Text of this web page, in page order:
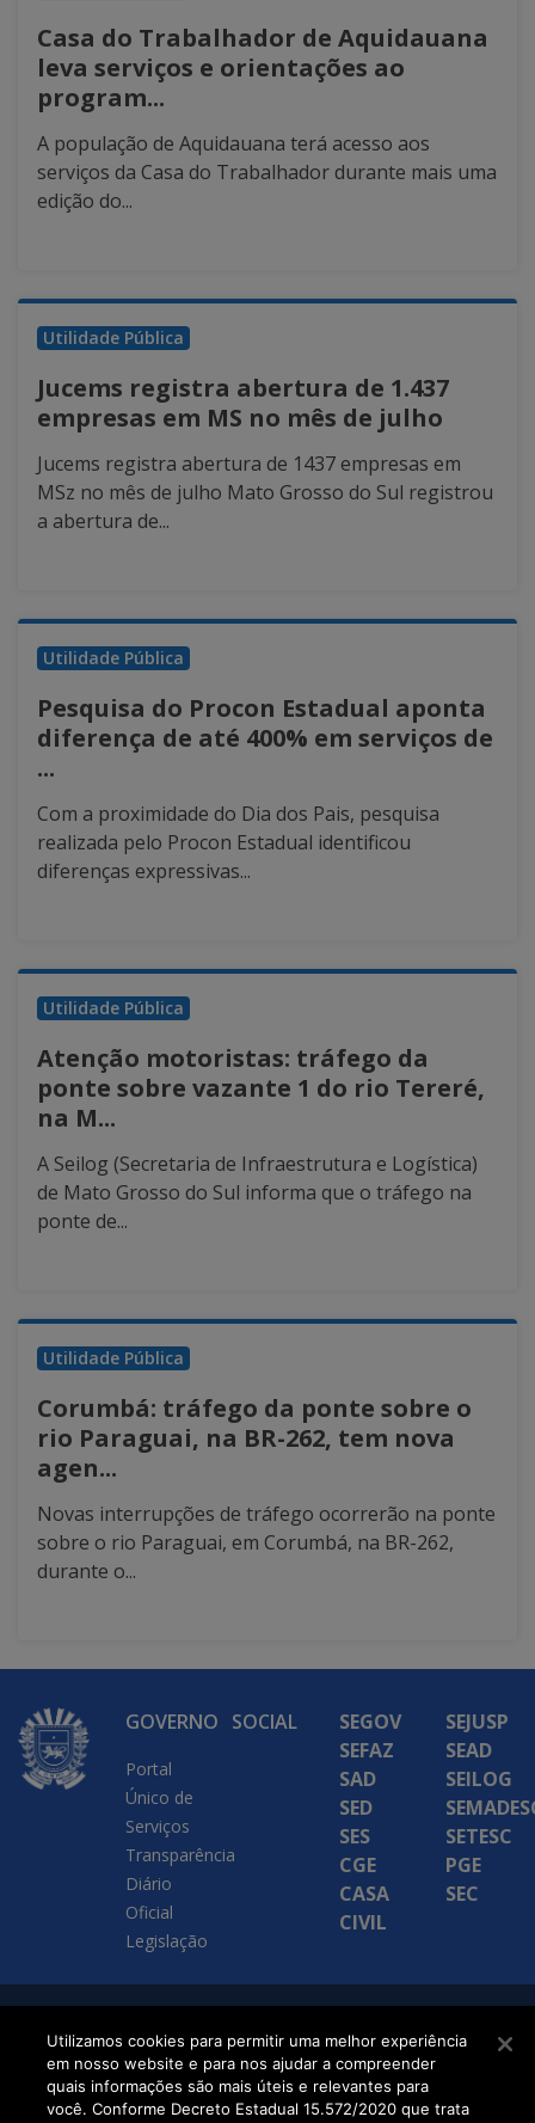
Casa do Trabalhador de Aquidauana
leva serviços e orientações ao
program...
A população de Aquidauana terá acesso aos
serviços da Casa do Trabalhador durante mais uma
edição do...
Utilidade Pública
Jucems registra abertura de 1.437
empresas em MS no mês de julho
Jucems registra abertura de 1437 empresas em
MSz no mês de julho Mato Grosso do Sul registrou
a abertura de...
Utilidade Pública
Pesquisa do Procon Estadual aponta
diferença de até 400% em serviços de
...
Com a proximidade do Dia dos Pais, pesquisa
realizada pelo Procon Estadual identificou
diferenças expressivas...
Utilidade Pública
Atenção motoristas: tráfego da
ponte sobre vazante 1 do rio Tereré,
na M...
A Seilog (Secretaria de Infraestrutura e Logística)
de Mato Grosso do Sul informa que o tráfego na
ponte de...
Utilidade Pública
Corumbá: tráfego da ponte sobre o
rio Paraguai, na BR-262, tem nova
agen...
Novas interrupções de tráfego ocorrerão na ponte
sobre o rio Paraguai, em Corumbá, na BR-262,
durante o...
GOVERNO
Portal
Único de
Serviços
Transparência
Diário
Oficial
Legislação
SOCIAL
SEGOV
SEFAZ
SAD
SED
SES
CGE
CASA
CIVIL
SEJUSP
SEAD
SEILOG
SETESC
PGE
SEC
SETDIG | Secretaria-
Executiva de
Transformação Digital
Utilizamos cookies para permitir uma melhor experiência
em nosso website e para nos ajudar a compreender
quais informações são mais úteis e relevantes para
você. Conforme Decreto Estadual 15.572/2020 que trata